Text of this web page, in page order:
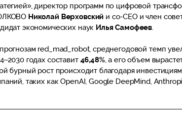
директор программ по цифровой
Николай Верховский и co-CEO и член
экономических наук Илья Самофеев
red_mad_robot, среднегодовой темп
годах составит 46,48%, а его объем
бурный рост происходит благодаря
таких как OpenAI, Google DeepMind,